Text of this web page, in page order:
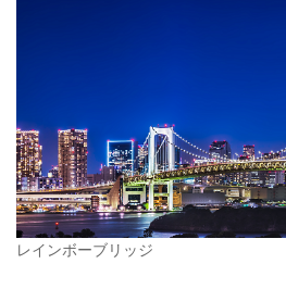
レインボーブリッジ